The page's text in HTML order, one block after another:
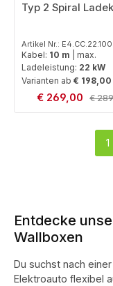
Typ 2 Spiral
Artikel Nr.:
Kabel: 10 m
Ladeleistung: 22 kW
Varianten ab € 198,00
Verkaufspreis:
€ 269,00 €
1
Entdecke
Wallboxen
Du suchst nach
Elektroauto flexibel